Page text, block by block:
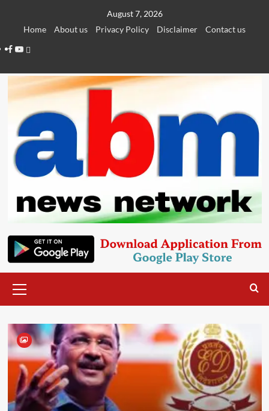
August 7, 2026
Home
About us Privacy Policy Disclaimer
Contact us
Facebook
YoutubeTelegram
Menu
Blog